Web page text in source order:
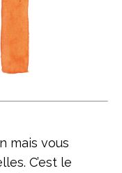
mais vous
C’est le